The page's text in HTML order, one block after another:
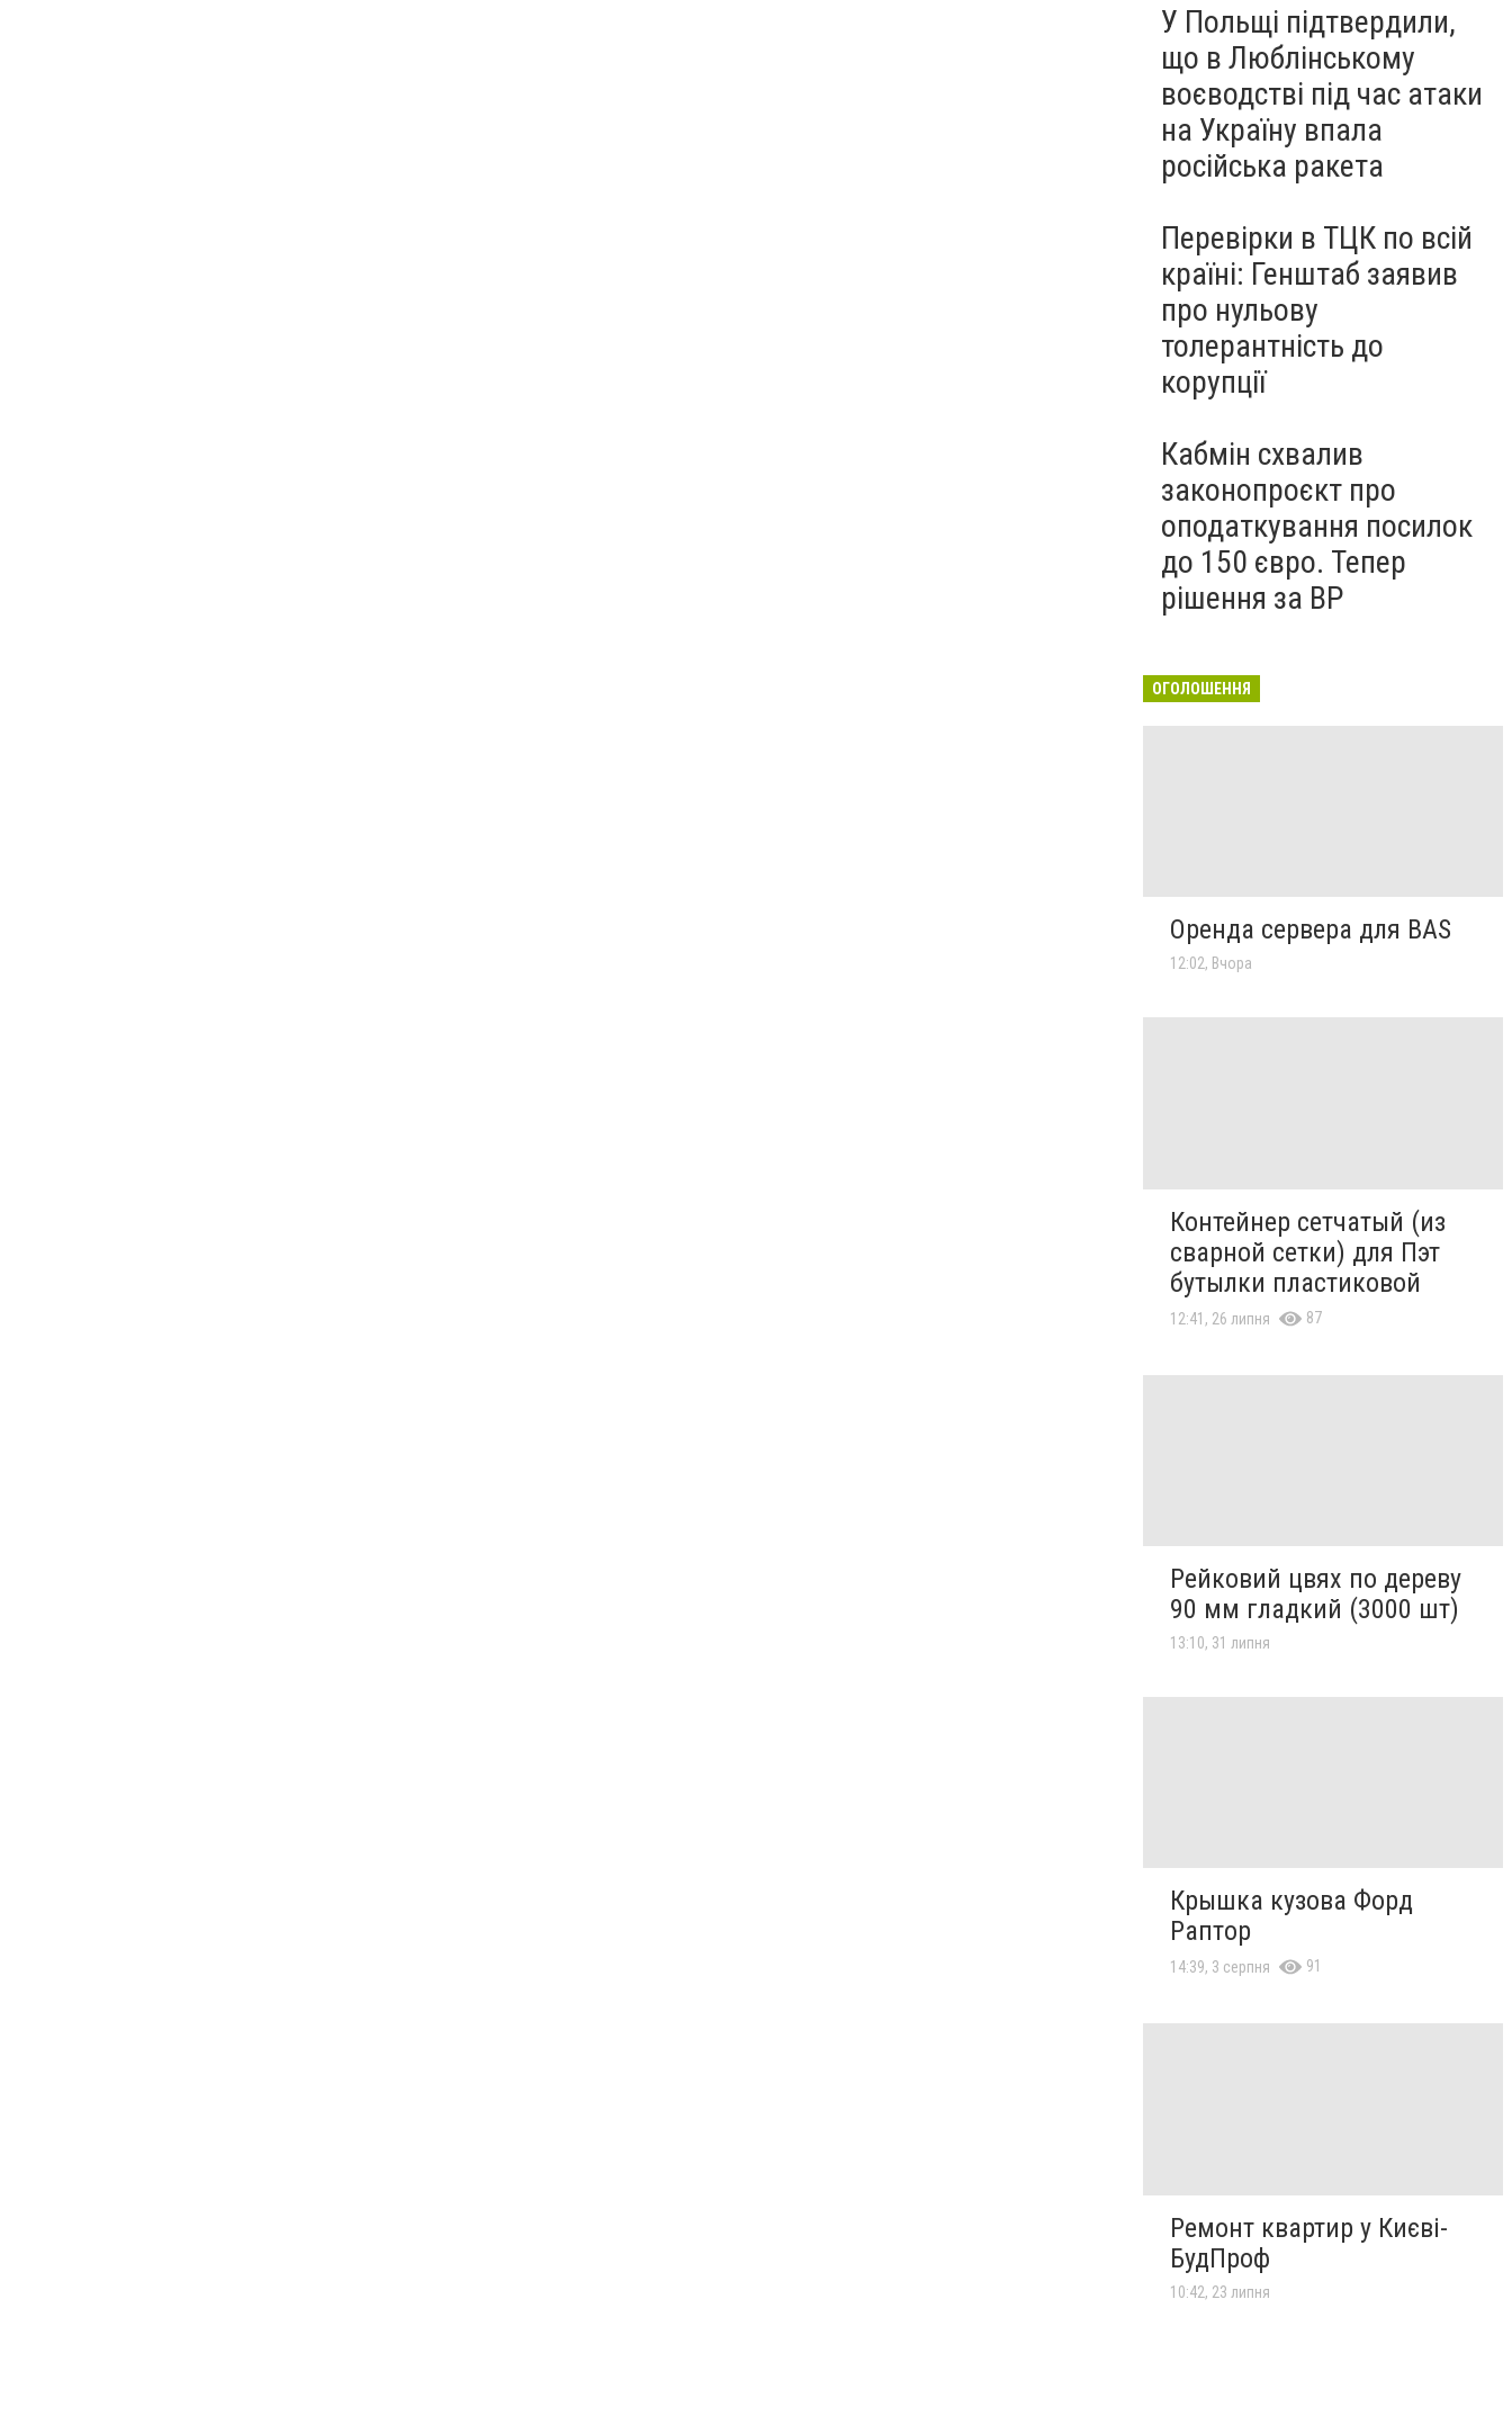
У Польщі підтвердили,
що в Люблінському
воєводстві під час атаки
на Україну впала
російська ракета
Перевірки в ТЦК по всій
країні: Генштаб заявив
про нульову
толерантність до
корупції
Кабмін схвалив
законопроєкт про
оподаткування посилок
до 150 євро. Тепер
рішення за ВР
ОГОЛОШЕННЯ
Оренда сервера для BAS
12:02, Вчора
Контейнер сетчатый (из
сварной сетки) для Пэт
бутылки пластиковой
12:41, 26 липня 87
Рейковий цвях по дереву
90 мм гладкий (3000 шт)
13:10, 31 липня
Крышка кузова Форд
Раптор
14:39, 3 серпня 91
Ремонт квартир у Києві-
БудПроф
10:42, 23 липня